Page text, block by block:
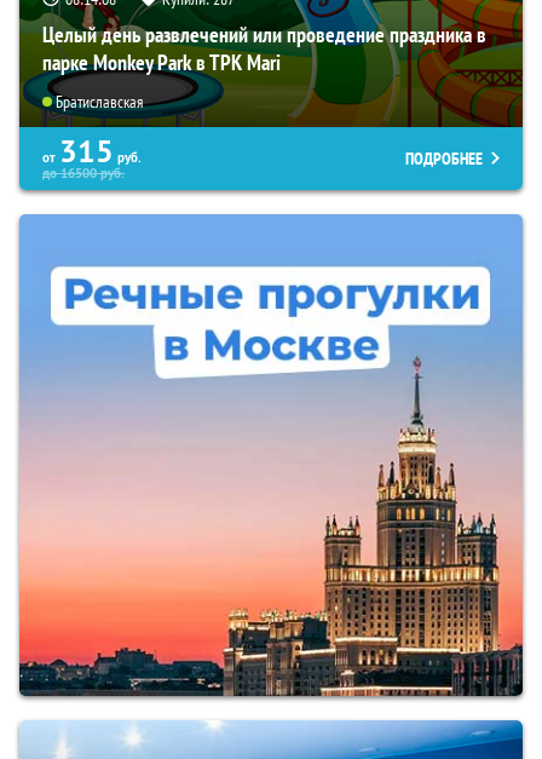
Целый день развлечений или проведение праздника в
парке Monkey Park в ТРК Mari
Братиславская
от 315 руб.
до16500руб.
ПОДРОБНЕЕ